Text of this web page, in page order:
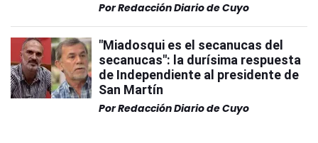
PorRedacción Diario de Cuyo
"Miadosqui es el secanucas del
secanucas": la durísima respuesta
de Independiente al presidente de
San Martín
PorRedacción Diario de Cuyo